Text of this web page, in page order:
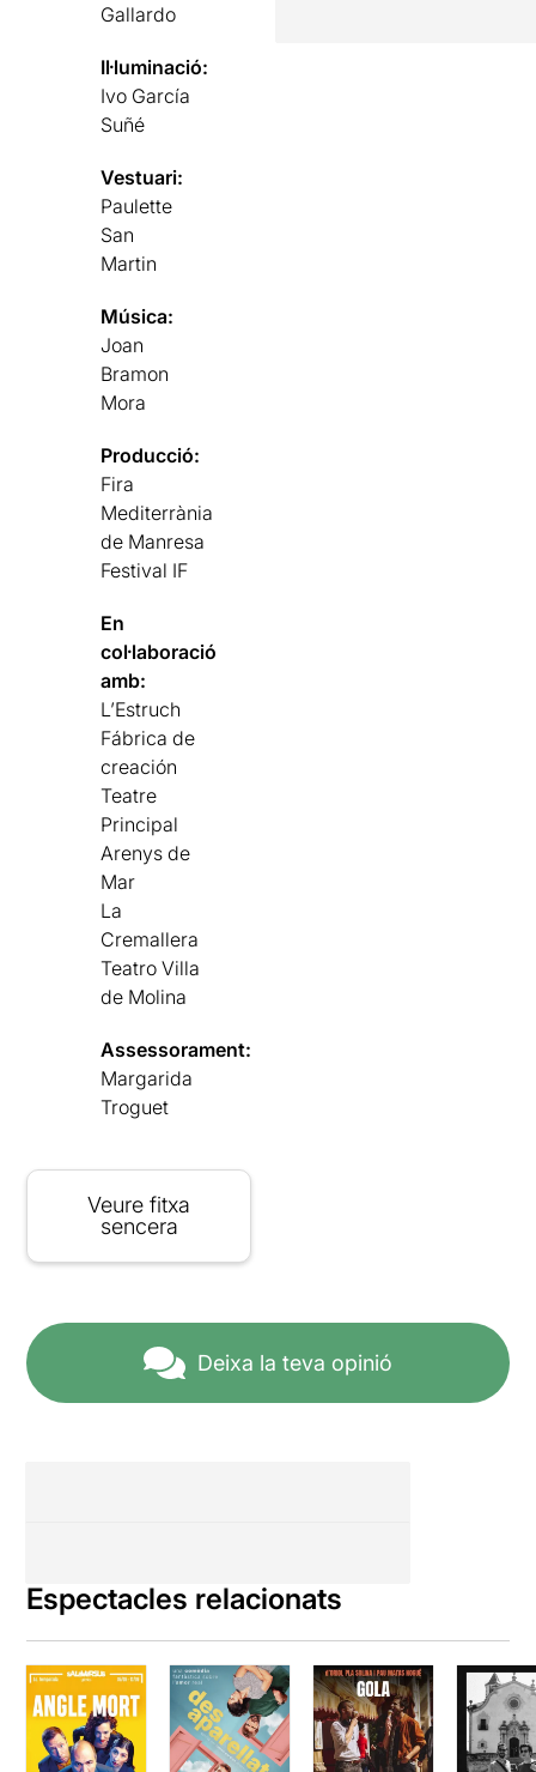
Gallardo
Il·luminació:
Ivo García
Suñé
Vestuari:
Paulette
San
Martin
Música:
Joan
Bramon
Mora
Producció:
Fira
Mediterrània
de Manresa
Festival IF
En
col·laboració
amb:
L’Estruch
Fábrica de
creación
Teatre
Principal
Arenys de
Mar
La
Cremallera
Teatro Villa
de Molina
Assessorament:
Margarida
Troguet
Veure fitxa
sencera
Deixa la teva opinió
Espectacles relacionats